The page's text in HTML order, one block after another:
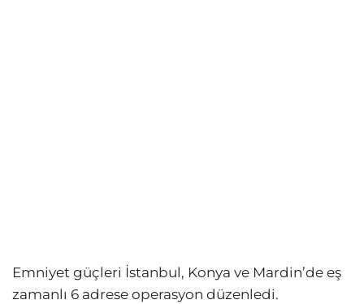
Emniyet güçleri İstanbul, Konya ve Mardin’de eş
zamanlı 6 adrese operasyon düzenledi.